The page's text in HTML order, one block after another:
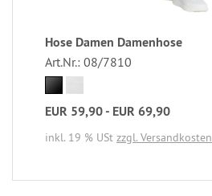
Hose Damen Damenhose
Art.Nr.: 08/7810
EUR 59,90 - EUR 69,90
inkl. 19 % USt zzgl. Versandkosten